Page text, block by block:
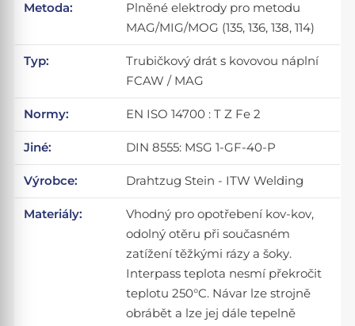
Metoda:
Plněné elektrody pro metodu
MAG/MIG/MOG (135, 136, 138, 114)
Typ:
Trubičkový drát s kovovou náplní
FCAW / MAG
Normy: EN ISO 14700 : T Z Fe 2
Jiné: DIN 8555: MSG 1-GF-40-P
Výrobce: Drahtzug Stein - ITW Welding
Materiály:
Vhodný pro opotřebení kov-kov,
odolný otěru při současném
zatížení těžkými rázy a šoky.
Interpass teplota nesmí překročit
teplotu 250°C. Návar lze strojně
obrábět a lze jej dále tepelně